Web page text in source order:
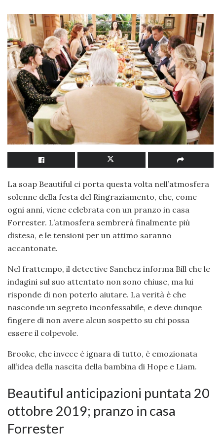
La soap Beautiful ci porta questa volta nell’atmosfera
solenne della festa del Ringraziamento, che, come
ogni anni, viene celebrata con un pranzo in casa
Forrester. L’atmosfera sembrerà finalmente più
distesa, e le tensioni per un attimo saranno
accantonate.
Nel frattempo, il detective Sanchez informa Bill che le
indagini sul suo attentato non sono chiuse, ma lui
risponde di non poterlo aiutare. La verità è che
nasconde un segreto inconfessabile, e deve dunque
fingere di non avere alcun sospetto su chi possa
essere il colpevole.
Brooke, che invece è ignara di tutto, è emozionata
all’idea della nascita della bambina di Hope e Liam.
Beautiful anticipazioni puntata 20
ottobre 2019; pranzo in casa
Forrester